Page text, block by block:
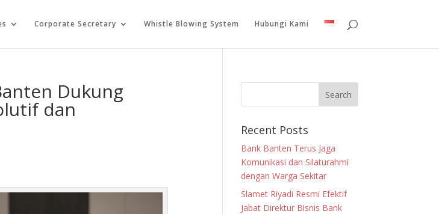
Corporate Secretary Whistle Blowing System Hubungi Kami
Dukung
dan
Recent Posts
Bank Banten Terus Jaga
Komunikasi dan Silaturahmi
dengan Warga Sekitar
Slamet Riyadi Resmi Efektif
Jabat Direktur Bisnis Bank